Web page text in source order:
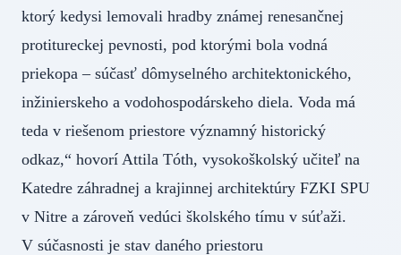
ktorý kedysi lemovali hradby známej renesančnej
protitureckej pevnosti, pod ktorými bola vodná
priekopa – súčasť dômyselného architektonického,
inžinierskeho a vodohospodárskeho diela. Voda má
teda v riešenom priestore významný historický
odkaz,“ hovorí Attila Tóth, vysokoškolský učiteľ na
Katedre záhradnej a krajinnej architektúry FZKI SPU
v Nitre a zároveň vedúci školského tímu v súťaži.
V súčasnosti je stav daného priestoru